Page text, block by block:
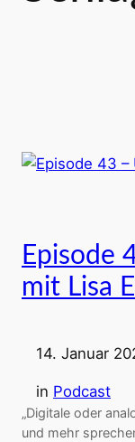
Episode
mit Lisa
14. Januar
in Podcast
„Digitale oder
und mehr